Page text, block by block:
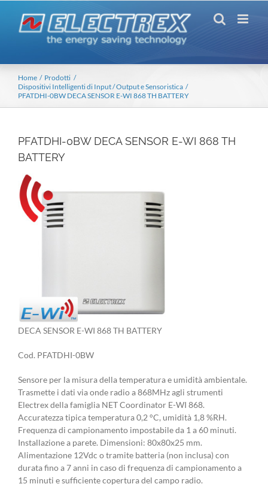
contenuto
Home
Prodotti
Dispositivi Intelligenti di Input / Output e Sensoristica
PFATDHI-0BW DECA SENSOR E-WI 868 TH BATTERY
PFATDHI-0BW DECA SENSOR E-WI 868 TH
BATTERY
DECA SENSOR E-WI 868 TH BATTERY
Cod. PFATDHI-0BW
Sensore per la misura della temperatura e umidità ambientale.
Trasmette i dati via onde radio a 868MHz agli strumenti
Electrex della famiglia NET Coordinator E-WI 868.
Accuratezza tipica temperatura 0,2 °C, umidità 1,8 %RH.
Frequenza di campionamento impostabile da 1 a 60 minuti.
Installazione a parete. Dimensioni: 80x80x25 mm.
Alimentazione 12Vdc o tramite batteria (non inclusa) con
durata fino a 7 anni in caso di frequenza di campionamento a
15 minuti e sufficiente copertura del campo radio.